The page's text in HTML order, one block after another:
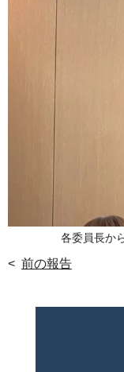
各委員長か
< 前の報告